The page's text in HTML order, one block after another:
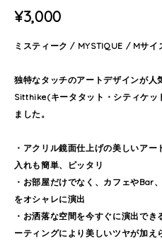
¥3,000
ミスティーク / MYSTIQUE / Mサ
独特なタッチのアートデザインが
Sitthike(キータタット・シティケッ
ました。
・アクリル鏡面仕上げの美しいア
入れも簡単、ピッタリ
・お部屋だけでなく、カフェやBar
をオシャレに演出
・お洒落な空間を今すぐに演出で
ーティングにより美しいツヤが加え